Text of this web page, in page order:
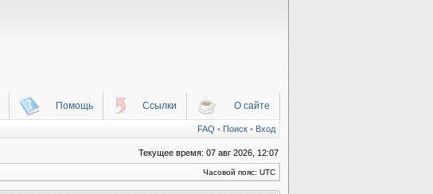
Помощь Ссылки О сайте
FAQ • Поиск • Вход
Текущее время: 07 авг 2026, 12:07
Часовой пояс: UTC